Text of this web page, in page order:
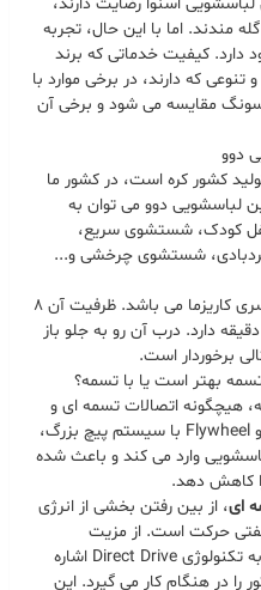
مندند. اما با این حال، تجربه
دارد. کیفیت خدماتی که برند
که دارند، در برخی موارد با
مقایسه می شود و برخی آن
دوو
کشور کره است، در کشور ما
لباسشویی دوو می توان به
کودک، شستشوی سریع،
شستشوی چرخشی و...
سری کاریزما می باشد. ظرفیت آن 8
و دور موتور 1400 دور در دقیقه دارد. درب آن رو به جلو باز
برخوردار است.
بهتر است یا با تسمه؟
هیچگونه اتصالات تسمه ای و
زنجیری وجود ندارد و موتور مخصوص و Flywheel با سیستم پیچ بزرگ،
وارد می کند و باعث شده
کاهش دهد.
ای، از بین رفتن بخشی از انرژی
حرکت است. از مزیت
لباسشویی های بدون تسمه می توان به تکنولوژی Direct Drive اشاره
را در هنگام کار می گیرد. این